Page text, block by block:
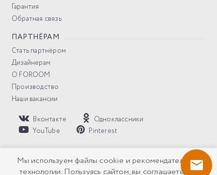
Гарантия
Обратная связь
ПАРТНЁРАМ
Стать партнёром
Дизайнерам
О FOROOM
Производство
Наши вакансии
Вконтакте
Одноклассники
YouTube
Pinterest
Политика компании в отношении обработки персональных
данных
Мы используем файлы cookie и рекомендательные
технологии. Пользуясь сайтом, вы соглашаетесь с